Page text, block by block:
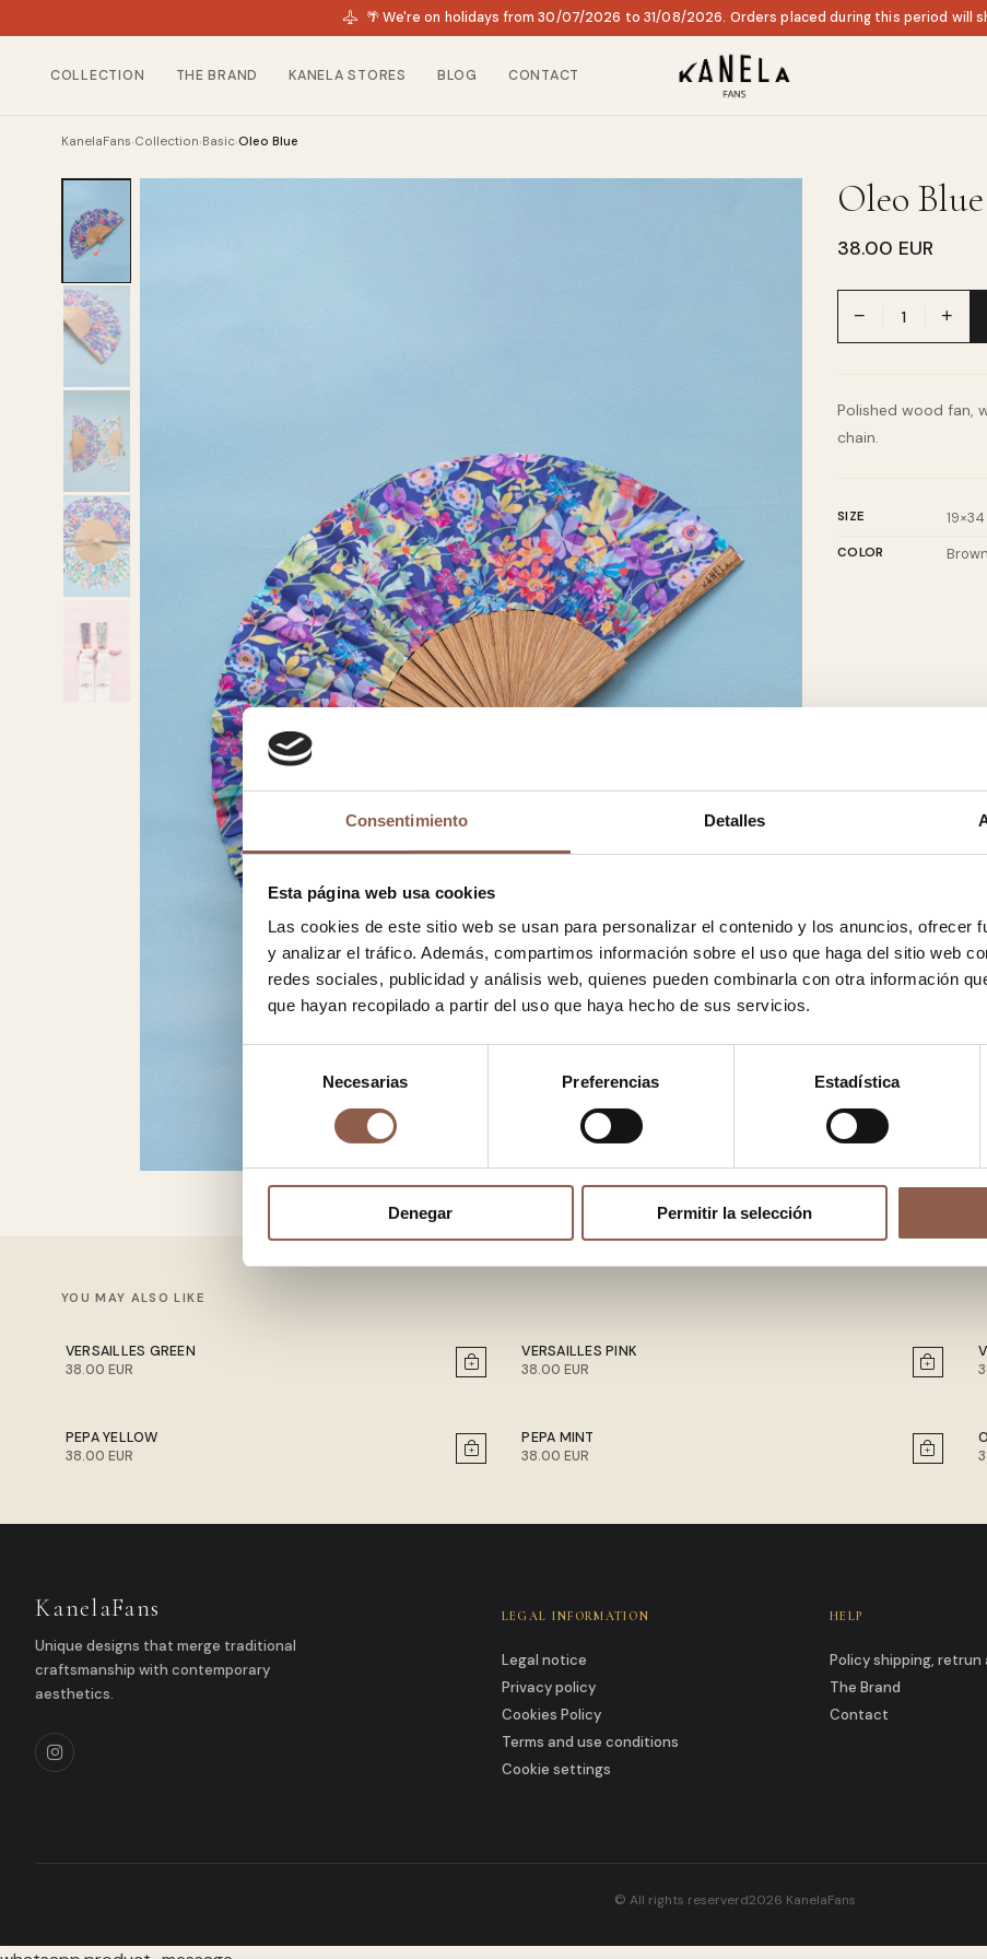
Consentimiento Detalles
Esta página web usa cookies
Las cookies de este sitio web se usan para personalizar el contenido y los anuncios, ofrecer
y analizar el tráfico. Además, compartimos información sobre el uso que haga del sitio web
redes sociales, publicidad y análisis web, quienes pueden combinarla con otra información
que hayan recopilado a partir del uso que haya hecho de sus servicios.
consentimiento
Necesarias Preferencias Estadística
Denegar Permitir la selección
🌴 We're on holidays from 30/07/2026 to 31/08/2026. Orders placed during this period will
COLLECTION THE BRAND KANELA STORES BLOG CONTACT
KanelaFans›Collection›Basic›Oleo Blue
Oleo Blue
38.00 EUR
− +
Polished wood fan,
chain.
SIZE
COLOR Brown
YOU MAY ALSO LIKE
VERSAILLES GREEN
38.00 EUR
VERSAILLES PINK
38.00 EUR
PEPA YELLOW
38.00 EUR
PEPA MINT
38.00 EUR
KanelaFans
Unique designs that merge traditional
craftsmanship with contemporary
aesthetics.
LEGAL INFORMATION
Legal notice
Privacy policy
Cookies Policy
Terms and use conditions
Cookie settings
HELP
Policy shipping, retrun
The Brand
Contact
© All rights reserverd2026 KanelaFans